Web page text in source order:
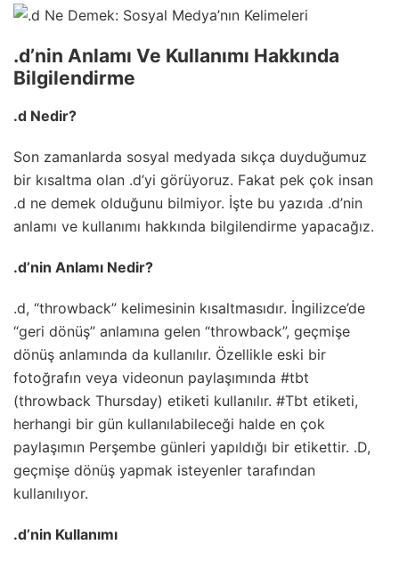
.d’nin Anlamı Ve Kullanımı Hakkında
Bilgilendirme
.d Nedir?
Son zamanlarda sosyal medyada sıkça duyduğumuz
bir kısaltma olan .d’yi görüyoruz. Fakat pek çok insan
.d ne demek olduğunu bilmiyor. İşte bu yazıda .d’nin
anlamı ve kullanımı hakkında bilgilendirme yapacağız.
.d’nin Anlamı Nedir?
.d, “throwback” kelimesinin kısaltmasıdır. İngilizce’de
“geri dönüş” anlamına gelen “throwback”, geçmişe
dönüş anlamında da kullanılır. Özellikle eski bir
fotoğrafın veya videonun paylaşımında #tbt
(throwback Thursday) etiketi kullanılır. #Tbt etiketi,
herhangi bir gün kullanılabileceği halde en çok
paylaşımın Perşembe günleri yapıldığı bir etikettir. .D,
geçmişe dönüş yapmak isteyenler tarafından
kullanılıyor.
.d’nin Kullanımı